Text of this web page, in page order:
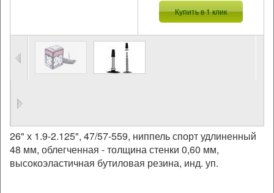
Купить в 1 клик
26" х 1.9-2.125", 47/57-559, ниппель спорт удлиненный
48 мм, облегченная - толщина стенки 0,60 мм,
высокоэластичная бутиловая резина, инд. уп.